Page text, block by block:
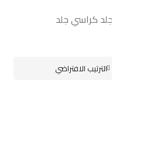
كراسي جلد كراسي جلد
الترتيب الافتراضي